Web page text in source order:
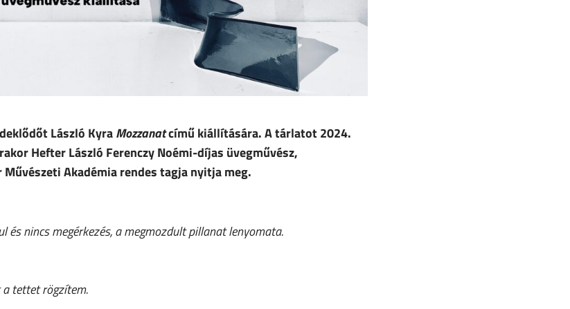
László KyraMozzanatcímű kiállítására. A tárlatot 2024.
Hefter László Ferenczy Noémi-díjas üvegművész,
Akadémia rendes tagjanyitja meg.
és nincs megérkezés, a megmozdult pillanat lenyomata.
tettet rögzítem.